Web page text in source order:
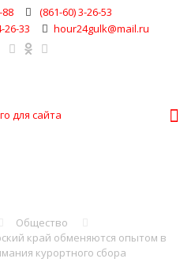
88
(861-60) 3-26-53
26-33
hour24gulk@mail.ru
Общество
край обменяются опытом в
курортного сбора